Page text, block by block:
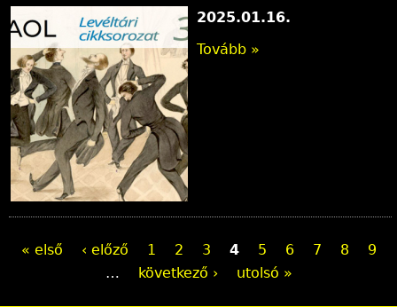
2025.01.16.
Tovább »
O« első ‹ előző 1 2 3 4 5 6 7 8
9
…
következő › utolsó »